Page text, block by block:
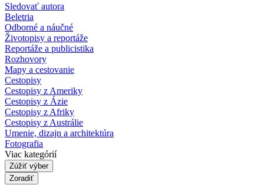
Sledovať autora
Beletria
Odborné a náučné
Životopisy a reportáže
Reportáže a publicistika
Rozhovory
Mapy a cestovanie
Cestopisy
Cestopisy z Ameriky
Cestopisy z Ázie
Cestopisy z Afriky
Cestopisy z Austrálie
Umenie, dizajn a architektúra
Fotografia
Viac kategórií
Zúžiť výber
Zoradiť